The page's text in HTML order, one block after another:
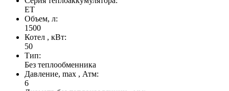
ET
Объем, л:
1500
Котел , кВт:
50
Тип:
Без теплообменника
Давление, max , Атм:
6